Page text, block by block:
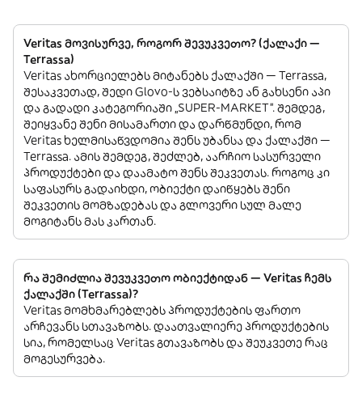
Veritas მოვისურვე, როგორ შევუკვეთო? (ქალაქი —
Terrassa)
Veritas ახორციელებს მიტანებს ქალაქში — Terrassa,
შესაკვეთად, შედი Glovo-ს ვებსაიტზე ან გახსენი აპი
და გადადი კატეგორიაში „SUPER-MARKET”. შემდეგ,
შეიყვანე შენი მისამართი და დარწმუნდი, რომ
Veritas ხელმისაწვდომია შენს უბანსა და ქალაქში —
Terrassa. ამის შემდეგ, შეძლებ, აარჩიო სასურველი
პროდუქტები და დაამატო შენს შეკვეთას. როგოც კი
საფასურს გადაიხდი, ობიექტი დაიწყებს შენი
შეკვეთის მომზადებას და გლოვერი სულ მალე
მოგიტანს მას კართან.
რა შემიძლია შევუკვეთო ობიექტიდან — Veritas ჩემს
ქალაქში (Terrassa)?
Veritas მომხმარებლებს პროდუქტების ფართო
არჩევანს სთავაზობს. დაათვალიერე პროდუქტების
სია, რომელსაც Veritas გთავაზობს და შეუკვეთე რაც
მოგესურვება.